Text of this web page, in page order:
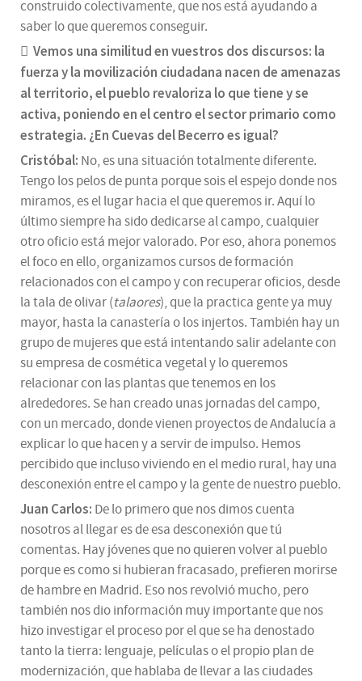
construido colectivamente, que nos está ayudando a
saber lo que queremos conseguir.
Vemos una similitud en vuestros dos discursos: la
fuerza y la movilización ciudadana nacen de amenazas
al territorio, el pueblo revaloriza lo que tiene y se
activa, poniendo en el centro el sector primario como
estrategia. ¿En Cuevas del Becerro es igual?
Cristóbal: No, es una situación totalmente diferente.
Tengo los pelos de punta porque sois el espejo donde nos
miramos, es el lugar hacia el que queremos ir. Aquí lo
último siempre ha sido dedicarse al campo, cualquier
otro oficio está mejor valorado. Por eso, ahora ponemos
el foco en ello, organizamos cursos de formación
relacionados con el campo y con recuperar oficios, desde
la tala de olivar (talaores), que la practica gente ya muy
mayor, hasta la canastería o los injertos. También hay un
grupo de mujeres que está intentando salir adelante con
su empresa de cosmética vegetal y lo queremos
relacionar con las plantas que tenemos en los
alrededores. Se han creado unas jornadas del campo,
con un mercado, donde vienen proyectos de Andalucía a
explicar lo que hacen y a servir de impulso. Hemos
percibido que incluso viviendo en el medio rural, hay una
desconexión entre el campo y la gente de nuestro pueblo.
Juan Carlos: De lo primero que nos dimos cuenta
nosotros al llegar es de esa desconexión que tú
comentas. Hay jóvenes que no quieren volver al pueblo
porque es como si hubieran fracasado, prefieren morirse
de hambre en Madrid. Eso nos revolvió mucho, pero
también nos dio información muy importante que nos
hizo investigar el proceso por el que se ha denostado
tanto la tierra: lenguaje, películas o el propio plan de
modernización, que hablaba de llevar a las ciudades